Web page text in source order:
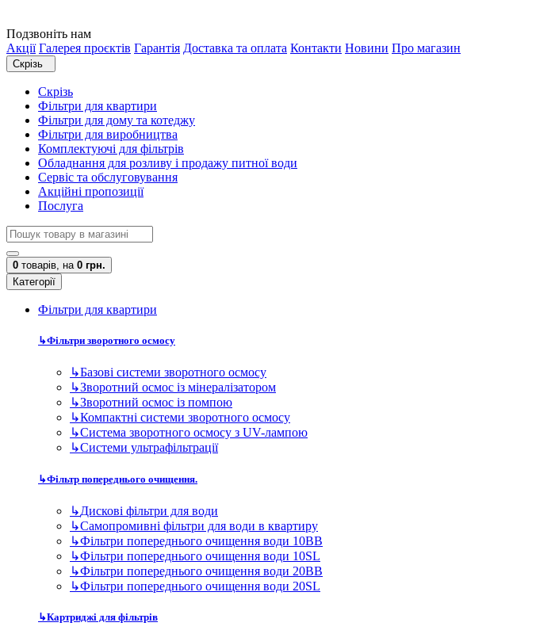
Подзвоніть нам
Акції Галерея проєктів Гарантія Доставка та оплата Контакти Новини Про магазин
Скрізь
Скрізь
Фільтри для квартири
Фільтри для дому та котеджу
Фільтри для виробництва
Комплектуючі для фільтрів
Обладнання для розливу і продажу питної води
Сервіс та обслуговування
Акційні пропозиції
Послуга
0 товарів, на 0 грн.
Категорії
Фільтри для квартири
↳Фільтри зворотного осмосу
↳Базові системи зворотного осмосу
↳Зворотний осмос із мінералізатором
↳Зворотний осмос із помпою
↳Компактні системи зворотного осмосу
↳Система зворотного осмосу з UV-лампою
↳Системи ультрафільтрації
↳Фільтр попереднього очищення.
↳Дискові фільтри для води
↳Самопромивні фільтри для води в квартиру
↳Фільтри попереднього очищення води 10BB
↳Фільтри попереднього очищення води 10SL
↳Фільтри попереднього очищення води 20BB
↳Фільтри попереднього очищення води 20SL
↳Картриджі для фільтрів